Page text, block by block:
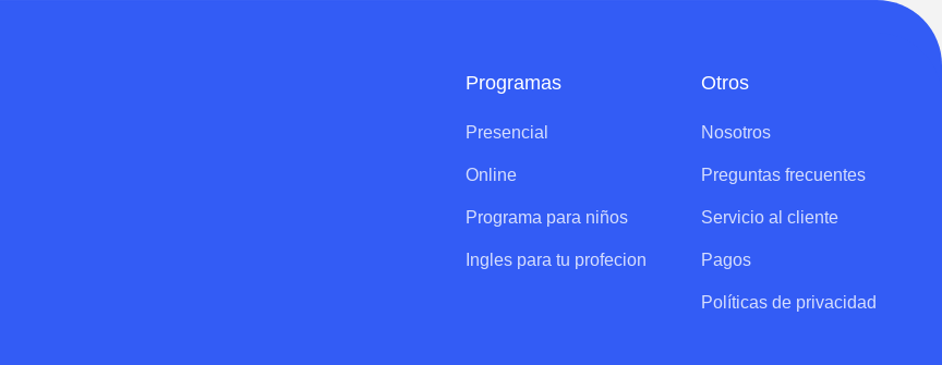
Programas
Presencial
Online
Programa para niños
Ingles para tu profecion
Otros
Nosotros
Preguntas frecuentes
Servicio al cliente
Pagos
Políticas de privacidad